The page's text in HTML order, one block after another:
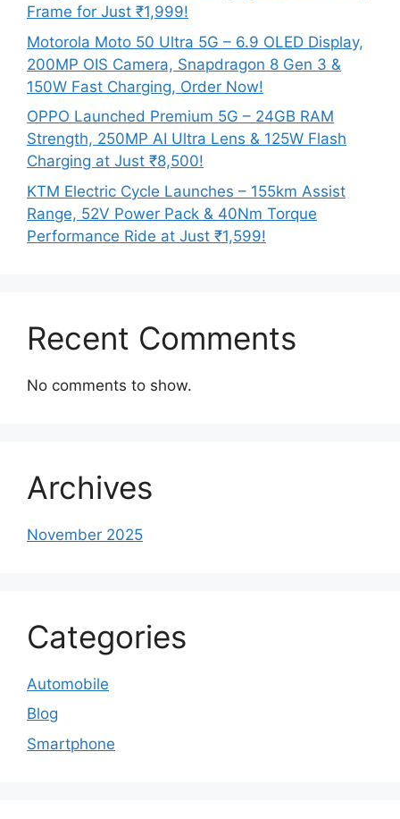
Frame for Just ₹1,999!
Motorola Moto 50 Ultra 5G – 6.9 OLED Display,
200MP OIS Camera, Snapdragon 8 Gen 3 &
150W Fast Charging, Order Now!
OPPO Launched Premium 5G – 24GB RAM
Strength, 250MP AI Ultra Lens & 125W Flash
Charging at Just ₹8,500!
KTM Electric Cycle Launches – 155km Assist
Range, 52V Power Pack & 40Nm Torque
Performance Ride at Just ₹1,599!
Recent Comments
No comments to show.
Archives
November 2025
Categories
Automobile
Blog
Smartphone